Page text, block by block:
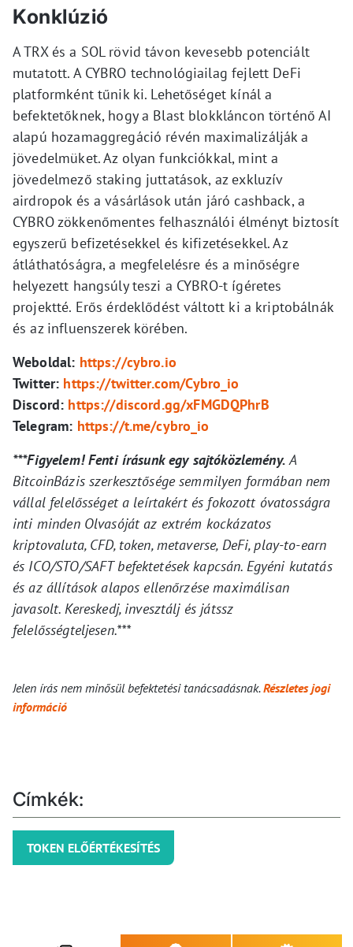
Konklúzió
A TRX és a SOL rövid távon kevesebb potenciált
mutatott. A CYBRO technológiailag fejlett DeFi
platformként tűnik ki. Lehetőséget kínál a
befektetőknek, hogy a Blast blokkláncon történő AI
alapú hozamaggregáció révén maximalizálják a
jövedelmüket. Az olyan funkciókkal, mint a
jövedelmező staking juttatások, az exkluzív
airdropok és a vásárlások után járó cashback, a
CYBRO zökkenőmentes felhasználói élményt biztosít
egyszerű befizetésekkel és kifizetésekkel. Az
átláthatóságra, a megfelelésre és a minőségre
helyezett hangsúly teszi a CYBRO-t ígéretes
projektté. Erős érdeklődést váltott ki a kriptobálnák
és az influenszerek körében.
Weboldal: https://cybro.io
Twitter: https://twitter.com/Cybro_io
Discord: https://discord.gg/xFMGDQPhrB
Telegram: https://t.me/cybro_io
***Figyelem! Fenti írásunk egy sajtóközlemény.A
BitcoinBázis szerkesztősége semmilyen formában nem
vállal felelősséget a leírtakért és fokozott óvatosságra
inti minden Olvasóját az extrém kockázatos
kriptovaluta, CFD, token, metaverse, DeFi, play-to-earn
és ICO/STO/SAFT befektetések kapcsán. Egyéni kutatás
és az állítások alapos ellenőrzése maximálisan
javasolt. Kereskedj, invesztálj és játssz
felelősségteljesen.***
Jelen írás nem minősül befektetési tanácsadásnak.Részletes jogi
információ
Címkék:
TOKEN ELŐÉRTÉKESÍTÉS